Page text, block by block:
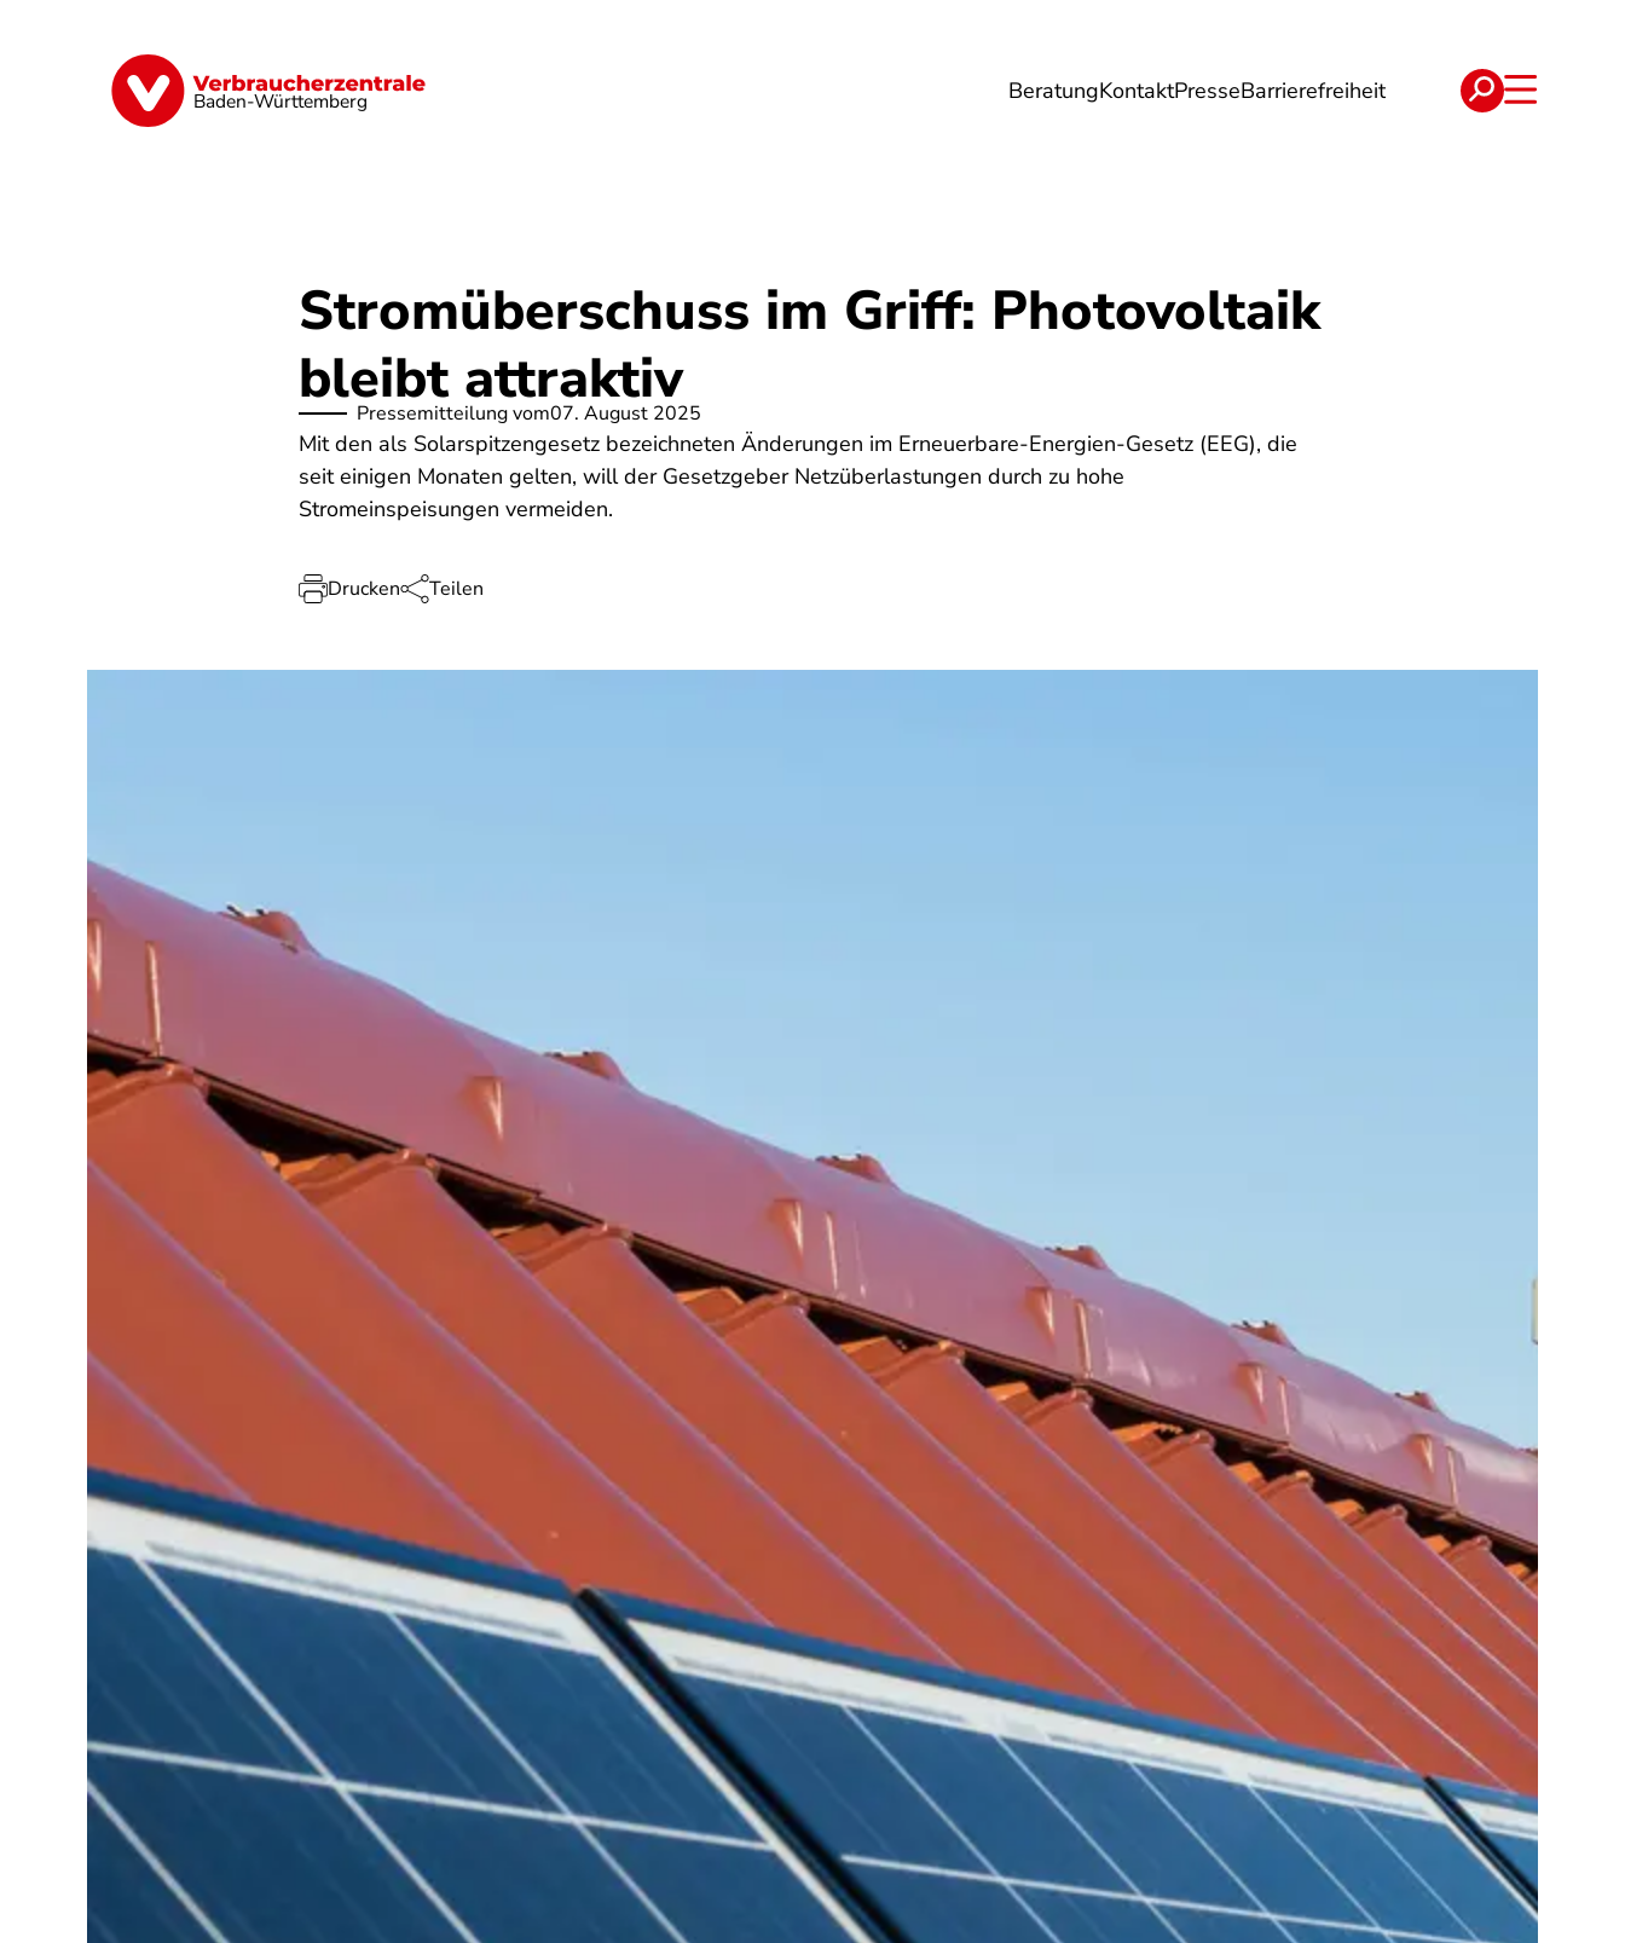
Baden-Württemberg BeratungKontaktPresseBarrierefreiheit
Geld & Versicherungen Digitales Energie Reise Verträge
Stromüberschuss im Griff: Photovoltaik
bleibt attraktiv
Pressemitteilung vom07. August 2025
Mit den als Solarspitzengesetz bezeichneten Änderungen im Erneuerbare-Energien-Gesetz (EEG), die
seit einigen Monaten gelten, will der Gesetzgeber Netzüberlastungen durch zu hohe
Stromeinspeisungen vermeiden.
Drucken Teilen